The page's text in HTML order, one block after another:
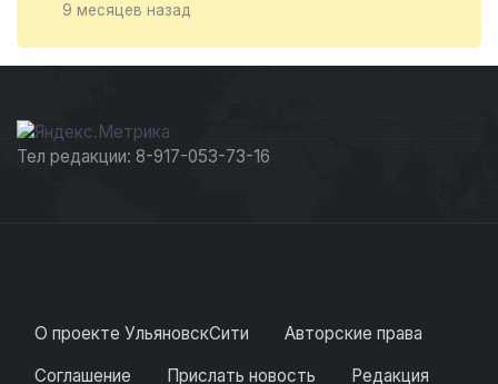
9 месяцев назад
Тел редакции: 8-917-053-73-16
О проекте УльяновскСити
Авторские права
Соглашение
Прислать новость Редакция